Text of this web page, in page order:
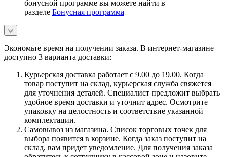
бонусной программе вы можете найти в
разделе Бонусная программа
Экономьте время на получении заказа. В интернет-магазине
доступно 3 варианта доставки:
Курьерская доставка работает с 9.00 до 19.00. Когда
товар поступит на склад, курьерская служба свяжется
для уточнения деталей. Специалист предложит выбрать
удобное время доставки и уточнит адрес. Осмотрите
упаковку на целостность и соответствие указанной
комплектации.
Самовывоз из магазина. Список торговых точек для
выбора появится в корзине. Когда заказ поступит на
склад, вам придет уведомление. Для получения заказа